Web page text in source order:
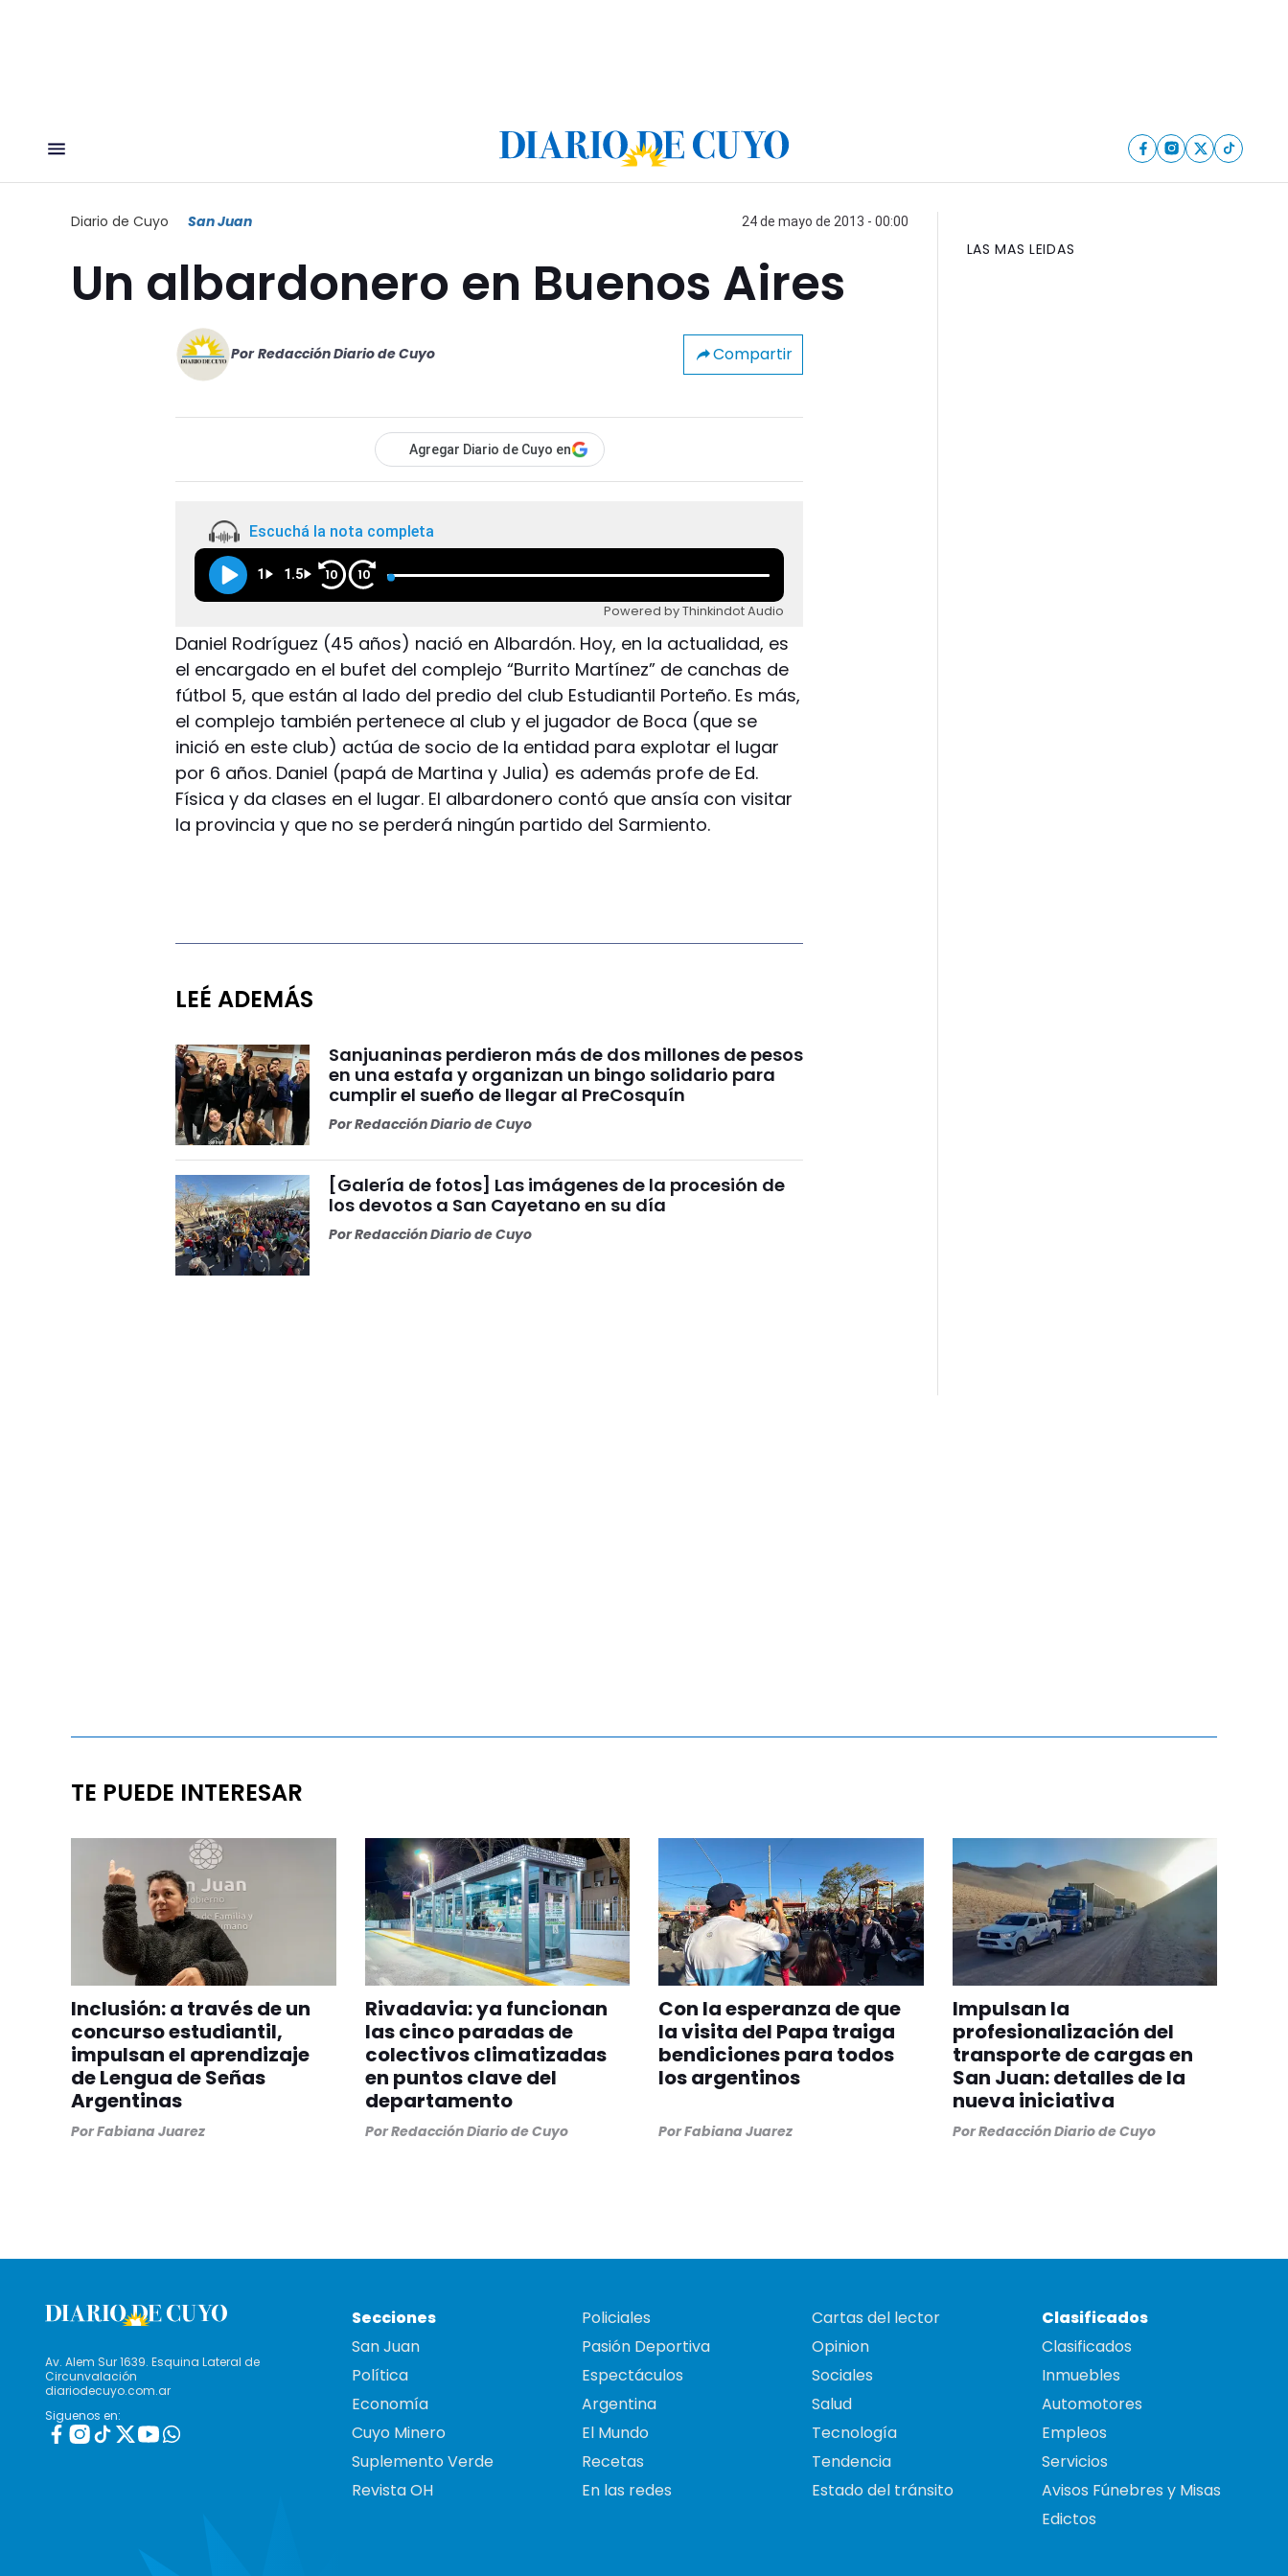
Diario de Cuyo San Juan 24 de mayo de 2013 - 00:00
Un albardonero en Buenos Aires
Por Redacción Diario de Cuyo Compartir
Agregar Diario de Cuyo en
Escuchá la nota completa
1 1.5 10 10
Powered by Thinkindot Audio
Daniel Rodríguez (45 años) nació en Albardón. Hoy, en la actualidad, es
el encargado en el bufet del complejo “Burrito Martínez” de canchas de
fútbol 5, que están al lado del predio del club Estudiantil Porteño. Es más,
el complejo también pertenece al club y el jugador de Boca (que se
inició en este club) actúa de socio de la entidad para explotar el lugar
por 6 años. Daniel (papá de Martina y Julia) es además profe de Ed.
Física y da clases en el lugar. El albardonero contó que ansía con visitar
la provincia y que no se perderá ningún partido del Sarmiento.
LEÉ ADEMÁS
Sanjuaninas perdieron más de dos millones de pesos
en una estafa y organizan un bingo solidario para
cumplir el sueño de llegar al PreCosquín
PorRedacción Diario de Cuyo
[Galería de fotos] Las imágenes de la procesión de
los devotos a San Cayetano en su día
PorRedacción Diario de Cuyo
LAS MAS LEIDAS
TE PUEDE INTERESAR
Inclusión: a través de un
concurso estudiantil,
impulsan el aprendizaje
de Lengua de Señas
Argentinas
PorFabiana Juarez
Rivadavia: ya funcionan
las cinco paradas de
colectivos climatizadas
en puntos clave del
departamento
PorRedacción Diario de Cuyo
Con la esperanza de que
la visita del Papa traiga
bendiciones para todos
los argentinos
PorFabiana Juarez
Impulsan la
profesionalización del
transporte de cargas en
San Juan: detalles de la
nueva iniciativa
PorRedacción Diario de Cuyo
Av. Alem Sur 1639. Esquina Lateral de
Circunvalación
diariodecuyo.com.ar
Siguenos en:
Secciones
San Juan
Política
Economía
Cuyo Minero
Suplemento Verde
Revista OH
Policiales
Pasión Deportiva
Espectáculos
Argentina
El Mundo
Recetas
En las redes
Cartas del lector
Opinion
Sociales
Salud
Tecnología
Tendencia
Estado del tránsito
Clasificados
Clasificados
Inmuebles
Automotores
Empleos
Servicios
Avisos Fúnebres y Misas
Edictos